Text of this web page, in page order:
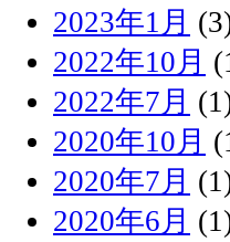
2023年1月
2022年10月
2022年7月
2020年10月
2020年7月
2020年6月